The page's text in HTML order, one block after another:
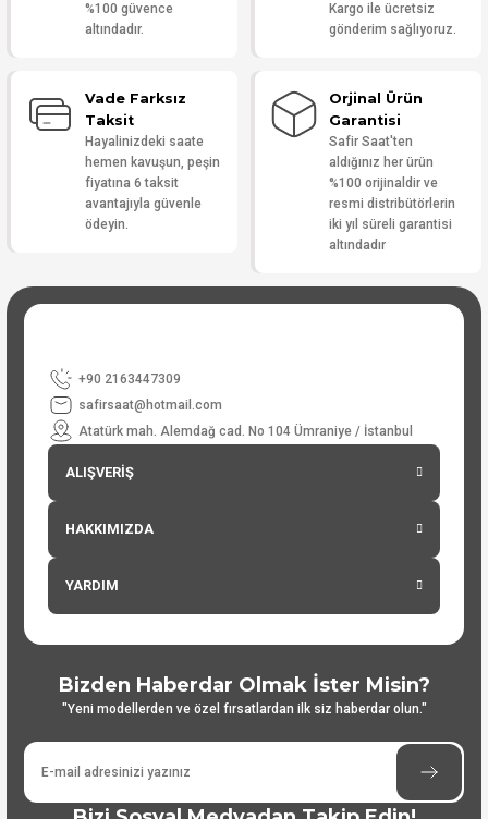
%100 güvence
altındadır.
Kargo ile ücretsiz
gönderim sağlıyoruz.
Vade Farksız
Taksit
Hayalinizdeki saate
hemen kavuşun, peşin
fiyatına 6 taksit
avantajıyla güvenle
ödeyin.
Orjinal Ürün
Garantisi
Safir Saat'ten
aldığınız her ürün
%100 orijinaldir ve
resmi distribütörlerin
iki yıl süreli garantisi
altındadır
+90 2163447309
safirsaat@hotmail.com
Atatürk mah. Alemdağ cad. No 104 Ümraniye / İstanbul
ALIŞVERİŞ
HAKKIMIZDA
YARDIM
Bizden Haberdar Olmak İster Misin?
"Yeni modellerden ve özel fırsatlardan ilk siz haberdar olun."